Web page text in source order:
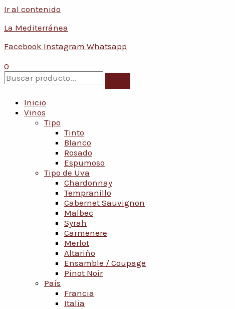
Ir al contenido
La Mediterránea
Facebook Instagram Whatsapp
0
Inicio
Vinos
Tipo
Tinto
Blanco
Rosado
Espumoso
Tipo de Uva
Chardonnay
Tempranillo
Cabernet Sauvignon
Malbec
Syrah
Carmenere
Merlot
Altariño
Ensamble / Coupage
Pinot Noir
País
Francia
Italia